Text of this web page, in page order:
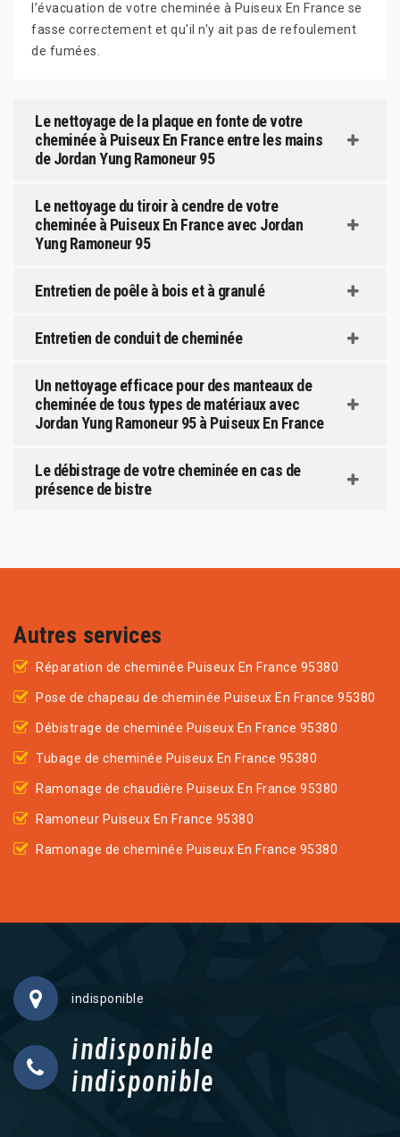
l’évacuation de votre cheminée à Puiseux En France se
fasse correctement et qu'il n'y ait pas de refoulement
de fumées.
Le nettoyage de la plaque en fonte de votre
cheminée à Puiseux En France entre les mains
de Jordan Yung Ramoneur 95
Le nettoyage du tiroir à cendre de votre
cheminée à Puiseux En France avec Jordan
Yung Ramoneur 95
Entretien de poêle à bois et à granulé
Entretien de conduit de cheminée
Un nettoyage efficace pour des manteaux de
cheminée de tous types de matériaux avec
Jordan Yung Ramoneur 95 à Puiseux En France
Le débistrage de votre cheminée en cas de
présence de bistre
Autres services
Réparation de cheminée Puiseux En France 95380
Pose de chapeau de cheminée Puiseux En France 95380
Débistrage de cheminée Puiseux En France 95380
Tubage de cheminée Puiseux En France 95380
Ramonage de chaudière Puiseux En France 95380
Ramoneur Puiseux En France 95380
Ramonage de cheminée Puiseux En France 95380
indisponible
indisponible
indisponible